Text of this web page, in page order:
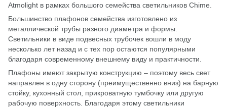
Atmolight в рамках большого семейства светильников Chime.
Большинство плафонов семейства изготовлено из
металлической трубы разного диаметра и формы.
Светильники в виде подвесных трубочек вошли в моду
несколько лет назад и с тех пор остаются популярными
благодаря современному внешнему виду и практичности.
Плафоны имеют закрытую конструкцию – поэтому весь свет
направлен в одну сторону (преимущественно вниз) на барную
стойку, кухонный стол, прикроватную тумбочку или другую
рабочую поверхность. Благодаря этому светильники